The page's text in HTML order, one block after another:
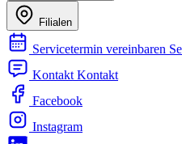
Filialen
Servicetermin vereinbaren
Kontakt Kontakt
Facebook
Instagram